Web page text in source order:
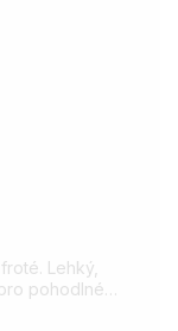
Lehký,
pohodlné